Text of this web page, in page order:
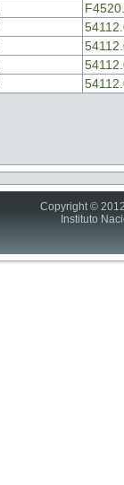
Copyright ©
Instituto